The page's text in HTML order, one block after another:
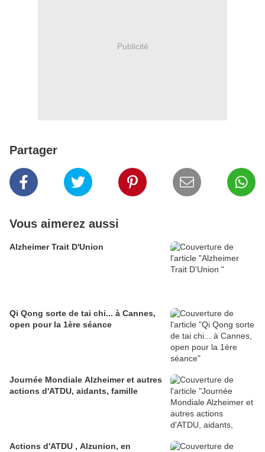
Publicité
Partager
Vous aimerez aussi
Alzheimer Trait D'Union
Qi Qong sorte de tai chi... à Cannes,
open pour la 1ère séance
Journée Mondiale Alzheimer et autres
actions d'ATDU, aidants, famille
Actions d'ATDU , Alzunion, en